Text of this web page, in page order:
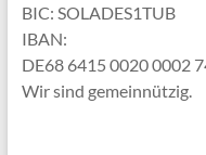
BIC: SOLADES1TUB
IBAN:
DE68 6415 0020 0002
Wir sind gemeinnützig.